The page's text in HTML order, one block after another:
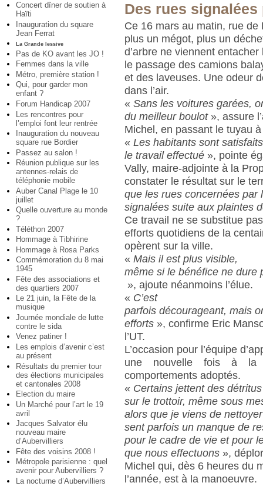
Concert dîner de soutien à
Haïti
Inauguration du square
Jean Ferrat
La Grande lessive
Pas de KO avant les JO !
Femmes dans la ville
Métro, première station !
Qui, pour garder mon
enfant ?
Forum Handicap 2007
Les rencontres pour
l’emploi font leur rentrée
Inauguration du nouveau
square rue Bordier
Passez au salon !
Réunion publique sur les
antennes-relais de
téléphonie mobile
Auber Canal Plage le 10
juillet
Quelle ouverture au monde
?
Téléthon 2007
Hommage à Tibhirine
Hommage à Rosa Parks
Commémoration du 8 mai
1945
Fête des associations et
des quartiers 2007
Le 21 juin, la Fête de la
musique
Journée mondiale de lutte
contre le sida
Venez patiner !
Les emplois d’avenir c’est
au présent
Résultats du premier tour
des élections municipales
et cantonales 2008
Election du maire
Un Marché pour l’art le 19
avril
Jacques Salvator élu
nouveau maire
d’Aubervilliers
Fête des voisins 2008 !
Métropole parisienne : quel
avenir pour Aubervilliers ?
La nocturne d’Aubervilliers
Des rues
Ce 16 mars au matin, rue de
plus un mégot, plus un
d’arbre ne viennent
le passage des camions
et des laveuses. Une odeur
dans l’air.
«Sans les voitures garées,
du meilleur boulot», assure
Michel, en passant le tuyau
«Les habitants sont
le travail effectué », pointe
Vally, maire-adjointe à la
constater le résultat sur le
que les rues concernées par
signalées suite aux plaintes
Ce travail ne se substitue
efforts quotidiens de la
opèrent sur la ville.
«Mais il est plus visible,
même si le bénéfice ne
», ajoute néanmoins l’élue.
« C’est
parfois décourageant, mais
efforts », confirme Eric
l’UT.
L’occasion pour l’équipe
une nouvelle fois à la
comportements adoptés.
« Certains jettent des détritus
sur le trottoir, même sous
alors que je viens de
sent parfois un manque de
pour le cadre de vie et pour
que nous effectuons »,
Michel qui, dès 6 heures du
l’année, est à la manoeuvre.